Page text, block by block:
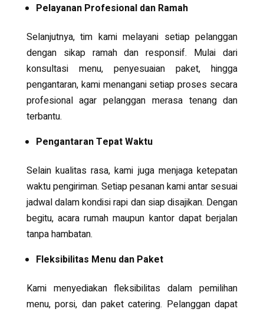
Pelayanan Profesional dan Ramah
Selanjutnya, tim kami melayani setiap pelanggan
dengan sikap ramah dan responsif. Mulai dari
konsultasi menu, penyesuaian paket, hingga
pengantaran, kami menangani setiap proses secara
profesional agar pelanggan merasa tenang dan
terbantu.
Pengantaran Tepat Waktu
Selain kualitas rasa, kami juga menjaga ketepatan
waktu pengiriman. Setiap pesanan kami antar sesuai
jadwal dalam kondisi rapi dan siap disajikan. Dengan
begitu, acara rumah maupun kantor dapat berjalan
tanpa hambatan.
Fleksibilitas Menu dan Paket
Kami menyediakan fleksibilitas dalam pemilihan
menu, porsi, dan paket catering. Pelanggan dapat